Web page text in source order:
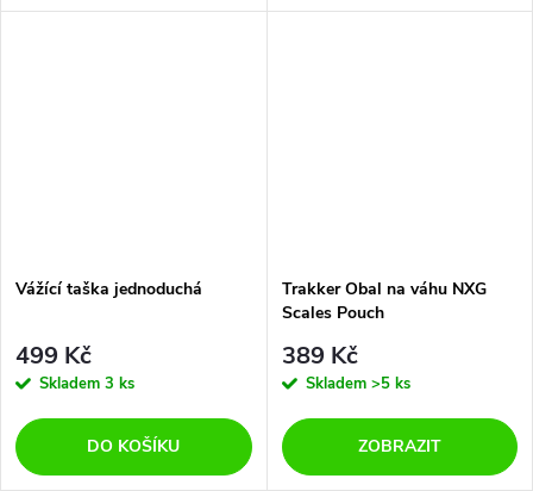
Vážící taška jednoduchá
499 Kč
Skladem 3 ks
DO KOŠÍKU
Trakker Obal na váhu NXG
Scales Pouch
389 Kč
Skladem >5 ks
ZOBRAZIT